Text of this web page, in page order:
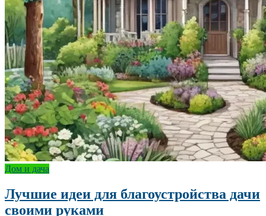
Дом и дача
Лучшие идеи для благоустройства дачи
своими руками